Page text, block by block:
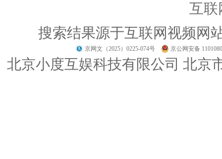
互联
搜索结果源于互联网视频网
京网文（2025）0225-074号 京公网安备
北京小度互娱科技有限公司 北京